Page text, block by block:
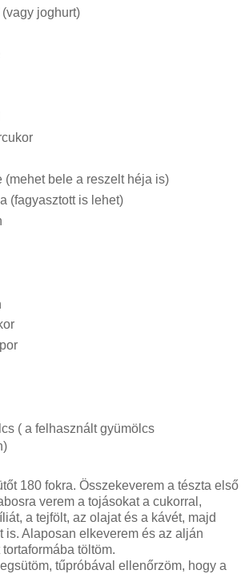
joghurt)
(mehet bele a reszelt héja is)
(fagyasztott is lehet)
( a felhasznált gyümölcs
180 fokra. Összekeverem a tészta első
verem a tojásokat a cukorral,
a tejfölt, az olajat és a kávét, majd
is. Alaposan elkeverem és az alján
töltöm.
tűpróbával ellenőrzöm, hogy a